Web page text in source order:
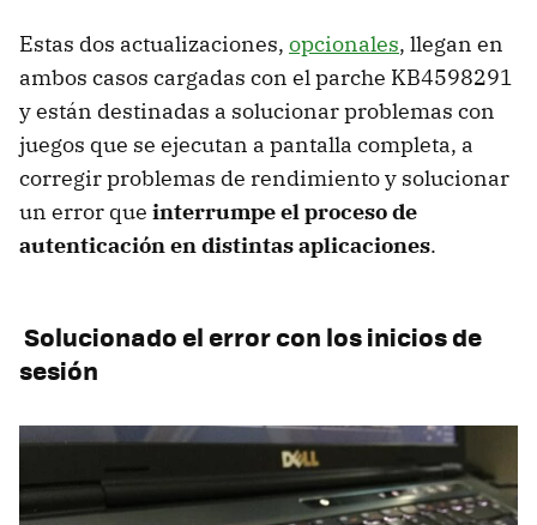
Estas dos actualizaciones, opcionales, llegan en
ambos casos cargadas con el parche KB4598291
y están destinadas a solucionar problemas con
juegos que se ejecutan a pantalla completa, a
corregir problemas de rendimiento y solucionar
un error que interrumpe el proceso de
autenticación en distintas aplicaciones.
Solucionado el error con los inicios de
sesión